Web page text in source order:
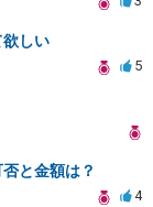
しい
5
と金額は？
4